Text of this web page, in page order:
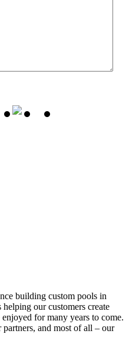
building custom pools in
our customers create
for many years to come.
and most of all – our